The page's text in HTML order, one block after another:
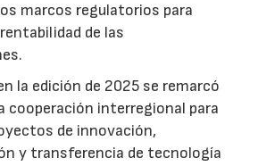
marcos regulatorios para
de las
la edición de 2025 se remarcó
cooperación interregional para
de innovación,
y transferencia de tecnología